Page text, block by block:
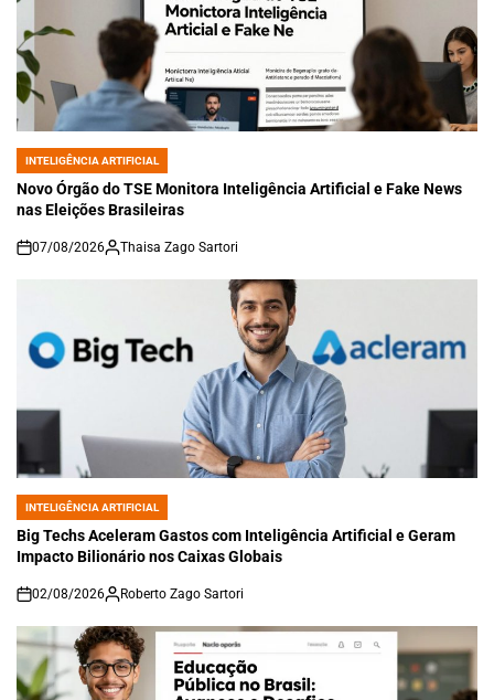
POSTED
IN
INTELIGÊNCIA ARTIFICIAL
Novo Órgão do TSE Monitora Inteligência Artificial e Fake News
nas Eleições Brasileiras
on
07/08/2026 Thaisa Zago Sartori
POSTED
IN
INTELIGÊNCIA ARTIFICIAL
Big Techs Aceleram Gastos com Inteligência Artificial e Geram
Impacto Bilionário nos Caixas Globais
on
02/08/2026 Roberto Zago Sartori